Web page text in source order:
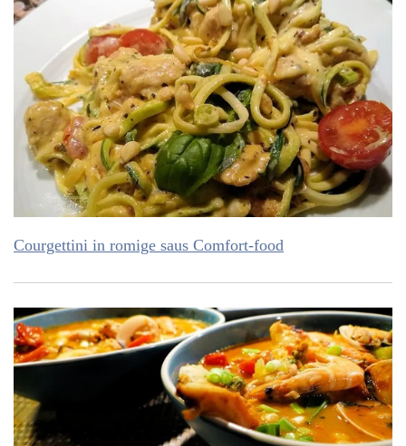
Courgettini in romige saus Comfort-food